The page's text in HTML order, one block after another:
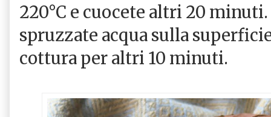
220°C e cuocete altri 20
spruzzate acqua sulla
cottura per altri 10 minuti.